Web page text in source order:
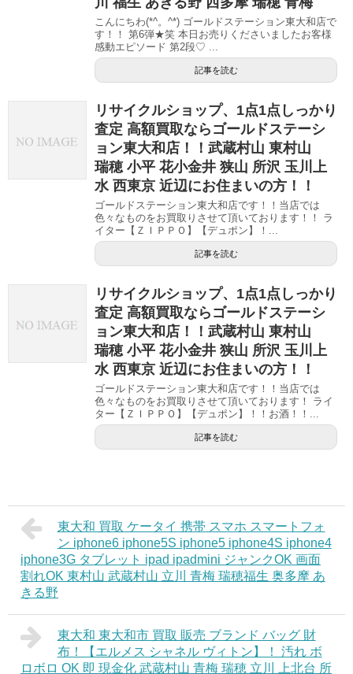
こんにちわ(*^。^*) ゴールドステーション東大和店で
す！！ 第6弾★笑 本日お売りくださいましたお客様
感動エピソード 第2段♡ ...
記事を読む
リサイクルショップ、1点1点しっかり
査定 高額買取ならゴールドステーシ
ョン東大和店！！武蔵村山 東村山
瑞穂 小平 花小金井 狭山 所沢 玉川上
水 西東京 近辺にお住まいの方！！
ゴールドステーション東大和店です！！当店では
色々なものをお買取りさせて頂いております！！ ラ
イター【ＺＩＰＰＯ】【デュポン】！...
記事を読む
リサイクルショップ、1点1点しっかり
査定 高額買取ならゴールドステーシ
ョン東大和店！！武蔵村山 東村山
瑞穂 小平 花小金井 狭山 所沢 玉川上
水 西東京 近辺にお住まいの方！！
ゴールドステーション東大和店です！！当店では
色々なものをお買取りさせて頂いております！ ライ
ター【ＺＩＰＰＯ】【デュポン】！！お酒！！...
記事を読む
東大和 買取 ケータイ 携帯 スマホ スマートフォ
ン iphone6 iphone5S iphone5 iphone4S iphone4
iphone3G タブレット ipad ipadmini ジャンクOK 画面
割れOK 東村山 武蔵村山 立川 青梅 瑞穂福生 奥多摩 あ
きる野
東大和 東大和市 買取 販売 ブランド バッグ 財
布！【エルメス シャネル ヴィトン】！ 汚れ ボ
ロボロ OK 即 現金化 武蔵村山 青梅 瑞穂 立川 上北台 所